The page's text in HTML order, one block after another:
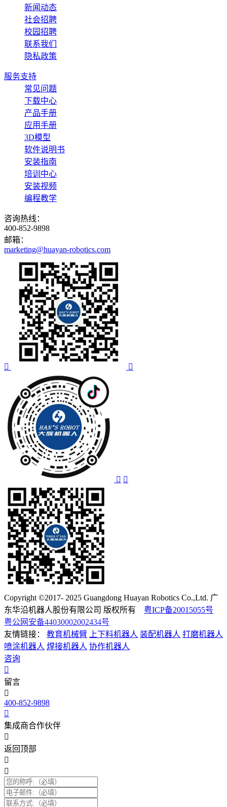
新闻动态
社会招聘
校园招聘
联系我们
隐私政策
服务支持
常见问题
下载中心
产品手册
应用手册
3D模型
软件说明书
安装指南
培训中心
安装视频
编程教学
咨询热线：
400-852-9898
邮箱：
marketing@huayan-robotics.com
Copyright ©2017- 2025 Guangdong Huayan Robotics Co.,Ltd. 广
东华沿机器人股份有限公司 版权所有 粤ICP备20015055号
粤公网安备44030002002434号
友情链接：
教育机械臂 上下料机器人 装配机器人 打磨机器人
喷涂机器人 焊接机器人 协作机器人
咨询
留言
400-852-9898
集成商合作伙伴
返回顶部